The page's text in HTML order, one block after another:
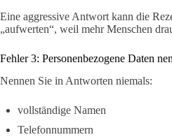
Eine aggressive Antwort kann die
„aufwerten“, weil mehr Menschen
Fehler 3: Personenbezogene Daten
Nennen Sie in Antworten niemals:
vollständige Namen
Telefonnummern